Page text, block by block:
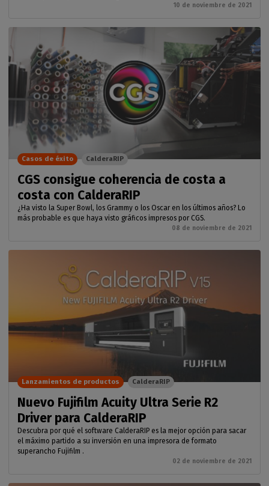
10 de noviembre de 2021
CGS consigue coherencia de costa a
costa con CalderaRIP
¿Ha visto la Super Bowl, los Grammy o los Oscar en los últimos años? Lo
más probable es que haya visto gráficos impresos por CGS.
08 de noviembre de 2021
Casos de éxito CalderaRIP
Nuevo Fujifilm Acuity Ultra Serie R2
Driver para CalderaRIP
Descubra por qué el software CalderaRIP es la mejor opción para sacar
el máximo partido a su inversión en una impresora de formato
superancho Fujifilm .
02 de noviembre de 2021
Lanzamientos de productos CalderaRIP